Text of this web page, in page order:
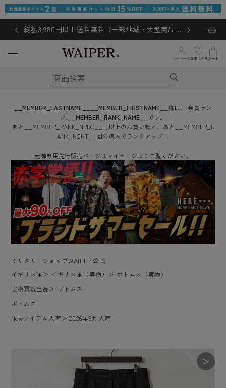
総額3,980円以上送料無料（一部地域・大型商品対
マイページ お気に入り カート
__MEMBER_LASTNAME__ __MEMBER_FIRSTNAME__ 様は、
会員ラン
ク: __MEMBER_RANK_NAME__ です。
あと
__MEMBER_RANK_NPRC__ 円以上のお買い物と、あと
__MEMBER_R
ANK_NCNT__ 回の購入でランクアップ！
元帥専用先行販売ページはマイページよりご覧ください。
ミリタリーショップWAIPER 公式
イギリス軍＞ イギリス軍（実物） ＞ ボトムス（実物）
実物軍放出品＞ ボトムス
ボトムス
Newアイテム入荷＞2026年6月入荷
＞